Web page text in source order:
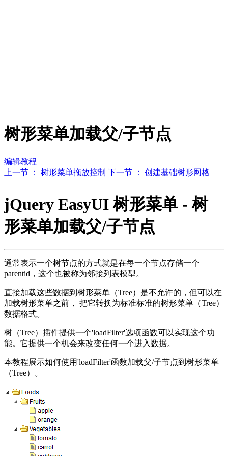
树形菜单加载父/子节点
编辑教程
上一节 ： 树形菜单拖放控制 下一节 ： 创建基础树形网格
jQuery EasyUI 树形菜单 - 树
形菜单加载父/子节点
通常表示一个树节点的方式就是在每一个节点存储一个
parentid，这个也被称为邻接列表模型。
直接加载这些数据到树形菜单（Tree）是不允许的，但可以在
加载树形菜单之前， 把它转换为标准标准的树形菜单（Tree）
数据格式。
树（Tree）插件提供一个'loadFilter'选项函数可以实现这个功
能。它提供一个机会来改变任何一个进入数据。
本教程展示如何使用'loadFilter'函数加载父/子节点到树形菜单
（Tree）。